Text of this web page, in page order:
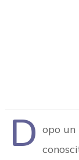
D opo